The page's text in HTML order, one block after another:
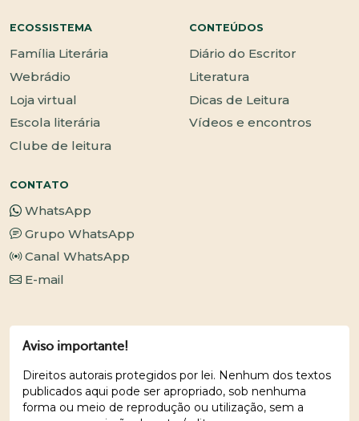
ECOSSISTEMA
Família Literária
Webrádio
Loja virtual
Escola literária
Clube de leitura
CONTEÚDOS
Diário do Escritor
Literatura
Dicas de Leitura
Vídeos e encontros
CONTATO
WhatsApp
Grupo WhatsApp
Canal WhatsApp
E-mail
Aviso importante!
Direitos autorais protegidos por lei. Nenhum dos textos
publicados aqui pode ser apropriado, sob nenhuma
forma ou meio de reprodução ou utilização, sem a